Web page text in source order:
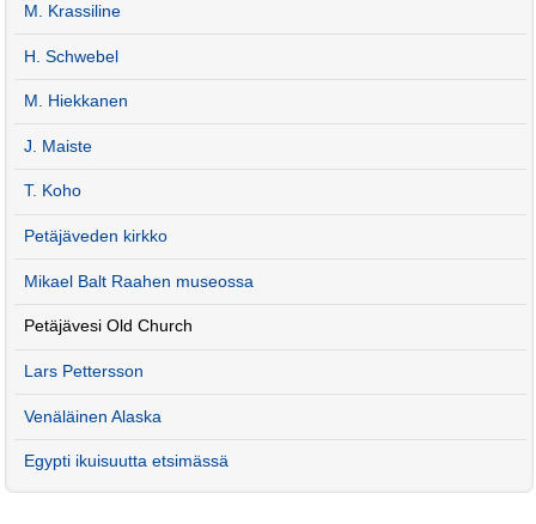
M. Krassiline
H. Schwebel
M. Hiekkanen
J. Maiste
T. Koho
Petäjäveden kirkko
Mikael Balt Raahen museossa
Petäjävesi Old Church
Lars Pettersson
Venäläinen Alaska
Egypti ikuisuutta etsimässä